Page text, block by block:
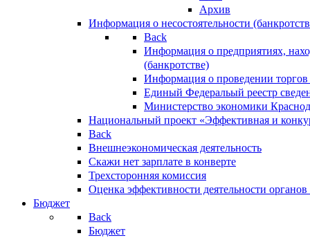
Архив
Информация о несостоятельности
Back
Информация о предприятиях,
(банкротстве)
Информация о проведении
Единый Федеральый реестр
Министерство экономики
Национальный проект «Эффективная и
Back
Внешнеэкономическая деятельность
Скажи нет зарплате в конверте
Трехсторонняя комиссия
Оценка эффективности деятельности
Бюджет
Back
Бюджет